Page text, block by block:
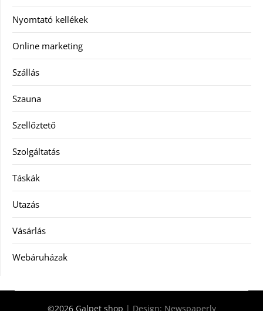
Nyomtató kellékek
Online marketing
Szállás
Szauna
Szellőztető
Szolgáltatás
Táskák
Utazás
Vásárlás
Webáruházak
©2026 Galpet shop | Design: Newspaperly